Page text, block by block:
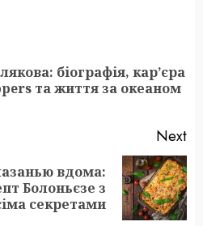
біографія, кар’єра
та життя за океаном
Next
вдома:
Болоньєзе з
секретами